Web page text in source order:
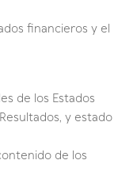
financieros y el
de los Estados
y estado
de los